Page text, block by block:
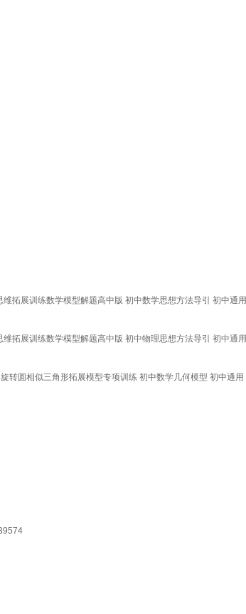
拓展训练数学模型解题高中版 初中数学思想方法导引 初中通用
拓展训练数学模型解题高中版 初中物理思想方法导引 初中通用
转圆相似三角形拓展模型专项训练 初中数学几何模型 初中通用